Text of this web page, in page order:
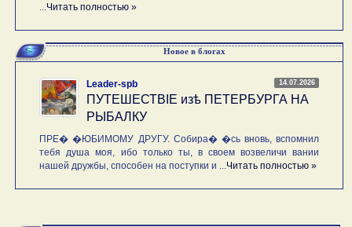
Читать полностью »
Новое в блогах
14.07.2026
Leader-spb
ПУТЕШЕСТВIE изѣ ПЕТЕРБУРГА НА
РЫБАЛКУ
ПРЕ� �ЮБИМОМУ ДРУГУ. Собира� �сь вновь, вспомнил
тебя душа моя, ибо только ты, в своем возвеличи вании
нашей дружбы, способен на поступки и ... Читать полностью »